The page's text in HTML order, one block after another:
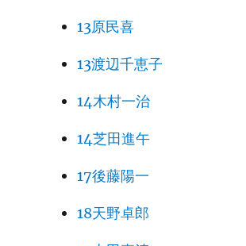
13原民喜
13渡辺千恵子
14木村一治
14芝田進午
17後藤陽一
18天野卓郎